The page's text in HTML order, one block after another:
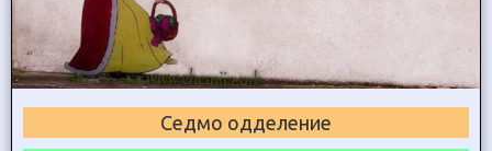
Седмо одделение